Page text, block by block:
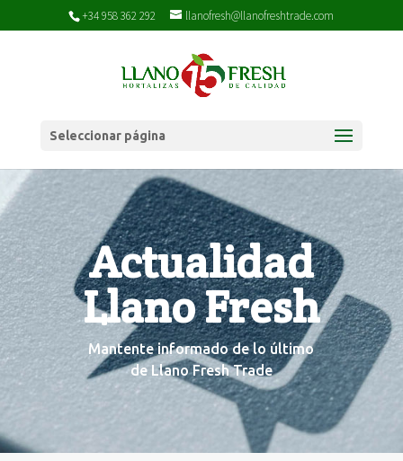
+34 958 362 292 llanofresh@llanofreshtrade.com
Seleccionar página
Actualidad
Llano Fresh
Mantente informado de lo último
de Llano Fresh Trade